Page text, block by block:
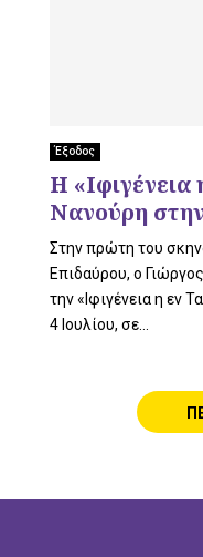
Έξοδος
H «Ιφιγένεια
Νανούρη
Στην πρώτη του
Επιδαύρου, ο
την «Ιφιγένεια η εν
4 Ιουλίου, σε...